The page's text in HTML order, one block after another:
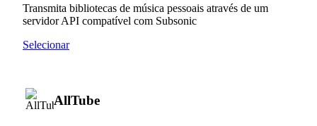
Transmita bibliotecas de música pessoais através de um
servidor API compatível com Subsonic
Selecionar
AllTube